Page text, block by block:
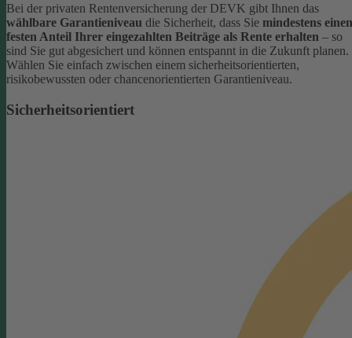
Bei der privaten Rentenversicherung der DEVK gibt Ihnen das
wählbare Garantieniveau die Sicherheit, dass Sie mindestens einen
festen Anteil Ihrer eingezahlten Beiträge als Rente erhalten – so
sind Sie gut abgesichert und können entspannt in die Zukunft planen.
Wählen Sie einfach zwischen einem sicherheitsorientierten,
risikobewussten oder chancenorientierten Garantieniveau.
Sicherheitsorientiert